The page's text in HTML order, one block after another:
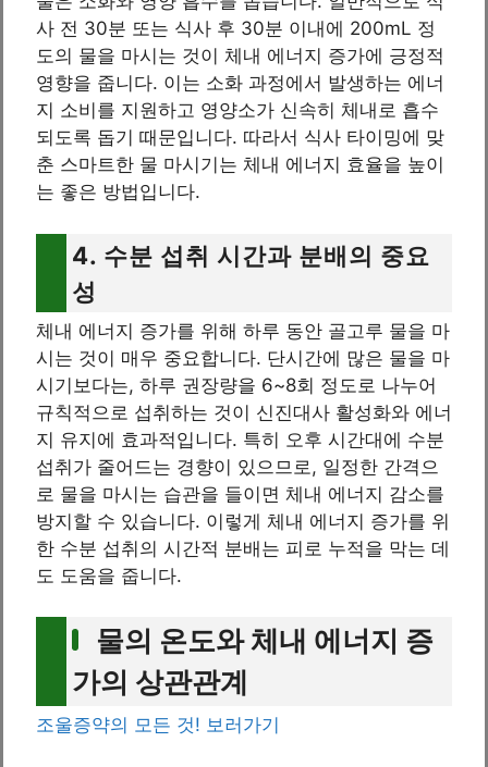
사 전 30분 또는 식사 후 30분 이내에 200mL 정
도의 물을 마시는 것이 체내 에너지 증가에 긍정적
영향을 줍니다. 이는 소화 과정에서 발생하는 에너
지 소비를 지원하고 영양소가 신속히 체내로 흡수
되도록 돕기 때문입니다. 따라서 식사 타이밍에 맞
춘 스마트한 물 마시기는 체내 에너지 효율을 높이
는 좋은 방법입니다.
4. 수분 섭취 시간과 분배의 중요
성
체내 에너지 증가를 위해 하루 동안 골고루 물을 마
시는 것이 매우 중요합니다. 단시간에 많은 물을 마
시기보다는, 하루 권장량을 6~8회 정도로 나누어
규칙적으로 섭취하는 것이 신진대사 활성화와 에너
지 유지에 효과적입니다. 특히 오후 시간대에 수분
섭취가 줄어드는 경향이 있으므로, 일정한 간격으
로 물을 마시는 습관을 들이면 체내 에너지 감소를
방지할 수 있습니다. 이렇게 체내 에너지 증가를 위
한 수분 섭취의 시간적 분배는 피로 누적을 막는 데
도 도움을 줍니다.
물의 온도와 체내 에너지 증
가의 상관관계
조울증약의 모든 것! 보러가기